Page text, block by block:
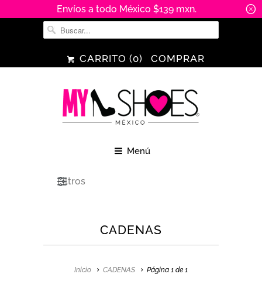
Envíos a todo México $139 mxn. ␡
CARRITO (0) COMPRAR
Menú
Filtros
CADENAS
Inicio CADENAS Página 1 de 1